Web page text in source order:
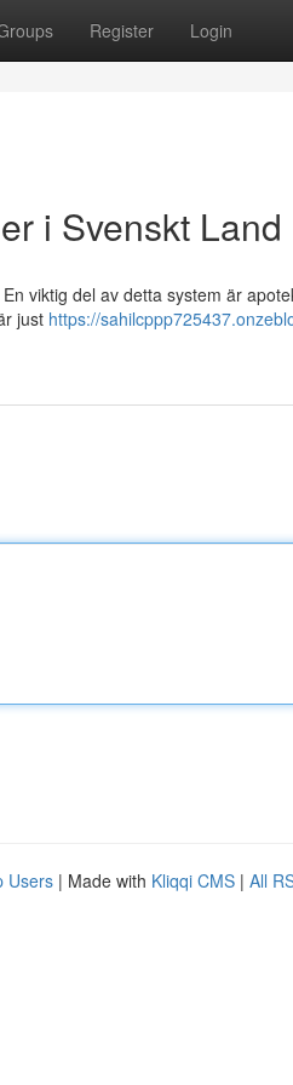
Register Login
i Svenskt Land
viktig del av detta system är
just https://
Users | Made with Kliqqi CMS | All